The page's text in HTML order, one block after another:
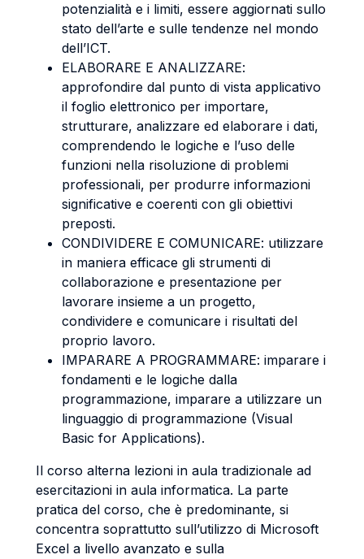
potenzialità e i limiti, essere aggiornati sullo
stato dell’arte e sulle tendenze nel mondo
dell’ICT.
ELABORARE E ANALIZZARE:
approfondire dal punto di vista applicativo
il foglio elettronico per importare,
strutturare, analizzare ed elaborare i dati,
comprendendo le logiche e l’uso delle
funzioni nella risoluzione di problemi
professionali, per produrre informazioni
significative e coerenti con gli obiettivi
preposti.
CONDIVIDERE E COMUNICARE: utilizzare
in maniera efficace gli strumenti di
collaborazione e presentazione per
lavorare insieme a un progetto,
condividere e comunicare i risultati del
proprio lavoro.
IMPARARE A PROGRAMMARE: imparare i
fondamenti e le logiche dalla
programmazione, imparare a utilizzare un
linguaggio di programmazione (Visual
Basic for Applications).
Il corso alterna lezioni in aula tradizionale ad
esercitazioni in aula informatica. La parte
pratica del corso, che è predominante, si
concentra soprattutto sull’utilizzo di Microsoft
Excel a livello avanzato e sulla